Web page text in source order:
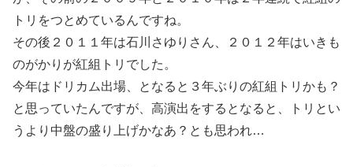
トリをつとめているんですね。
その後２０１１年は石川さゆりさん、２０１２年はいきも
のがかりが紅組トリでした。
今年はドリカム出場、となると３年ぶりの紅組トリかも？
と思っていたんですが、高演出をするとなると、トリとい
うより中盤の盛り上げかなあ？とも思われ…